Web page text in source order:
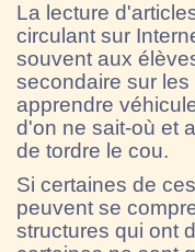
La lecture
circulant sur
souvent aux
secondaire sur
apprendre
d'on ne sait-où et
de tordre le cou.
Si certaines de
peuvent se
structures qui ont